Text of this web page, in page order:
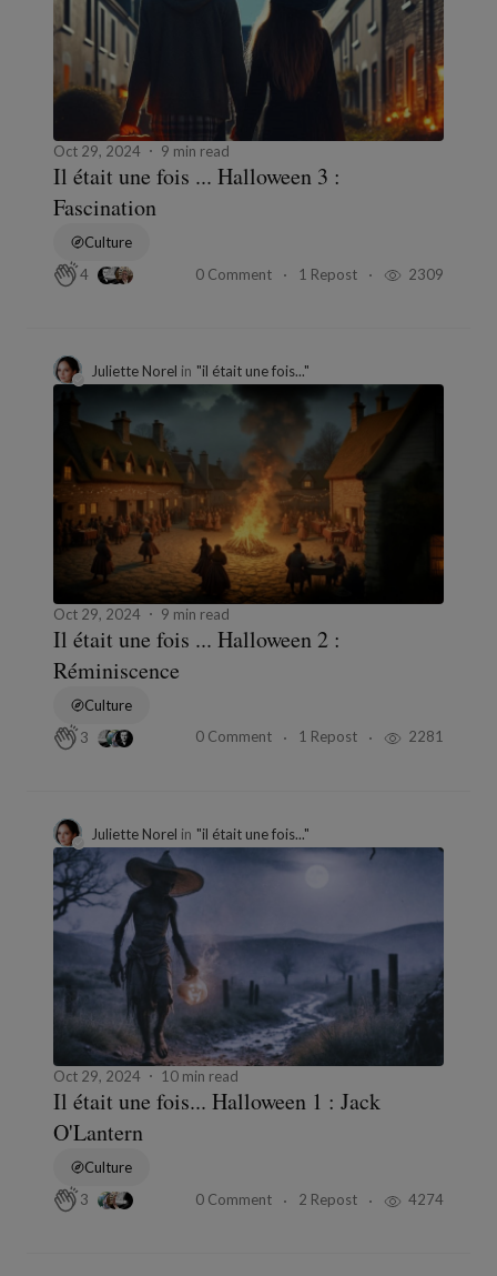
Oct 29, 2024 9 min read
Il était une fois ... Halloween 3 :
Fascination
Culture
4
0 Comment 1 Repost 2309
Juliette Norel in "il était une fois..."
Oct 29, 2024 9 min read
Il était une fois ... Halloween 2 :
Réminiscence
Culture
3
0 Comment 1 Repost 2281
Juliette Norel in "il était une fois..."
Oct 29, 2024 10 min read
Il était une fois... Halloween 1 : Jack
O'Lantern
Culture
3
0 Comment 2 Repost 4274